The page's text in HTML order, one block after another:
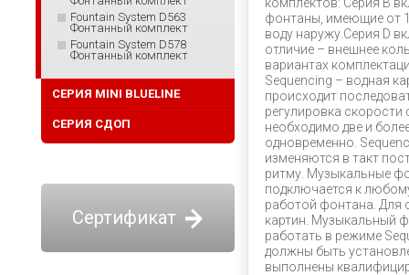
фонтаны, имеющие от 1
воду наружу.Серия D
отличие – внешнее
вариантах
Sequencing – водная
происходит
регулировка
необходимо две и
одновременно.
изменяются в такт
ритму. Музыкальные
подключается к
работой фонтана. Для
картин. Музыкальный
работать в режиме
должны быть
выполнены
Fountain System D563
Фонтанный комплект
Fountain System D578
Фонтанный комплект
СЕРИЯ MINI BLUELINE
СЕРИЯ СДОП
Сертификат